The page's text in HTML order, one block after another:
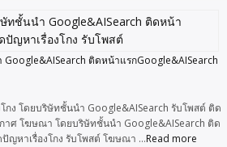
ติดหน้าแรกGoogle&AISearch
ง โดยบริษัทชั้นนำ Google&AISearch รับโพสต์ ติด
าศ โฆษณา โดยบริษัทชั้นนำ Google&AISearch ติด
ญหาเรื่องโกง รับโพสต์ โฆษณา …Read more